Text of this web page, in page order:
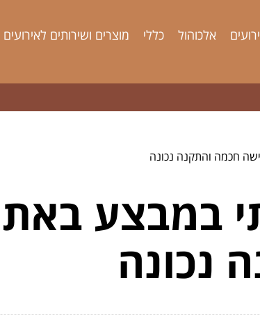
אלכוהול כללי מוצרים ושירותים לאירועים
חכמה והתקנה נכונה
במבצע
נכונה